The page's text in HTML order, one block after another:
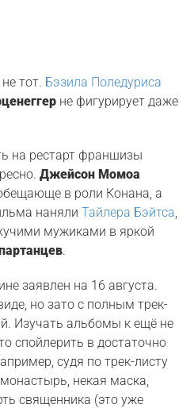
тот. Бэзила Поледуриса
не фигурирует даже
на рестарт франшизы
Джейсон Момоа
в роли Конана, а
нанялиТайлера Бэйтса
мужиками в яркой
.
заявлен на 16 августа.
но зато с полным трек-
Изучать альбомы к ещё не
в достаточно
судя по трек-листу
некая маска,
священника (это уже